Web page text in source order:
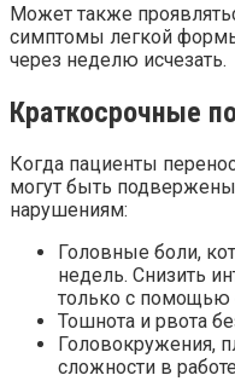
Может также
симптомы легкой
через неделю исчезать.
Краткосрочные
Когда пациенты
могут быть
нарушениям:
Головные боли,
недель. Снизить
только с помощью
Тошнота и рвота
Головокружения,
сложности в